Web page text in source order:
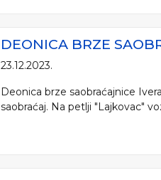
DEONICA BRZE
23.12.2023.
Deonica brze saobraćajnice
saobraćaj. Na petlji "Lajkovac"